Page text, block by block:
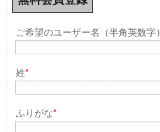
ご希望のユーザー名（半角英数字）
姓*
ふりがな*